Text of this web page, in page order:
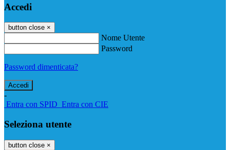
Accedi
button close ×
Nome Utente
Password
Password dimenticata?
-
Entra con SPID Entra con CIE
Seleziona utente
button close ×